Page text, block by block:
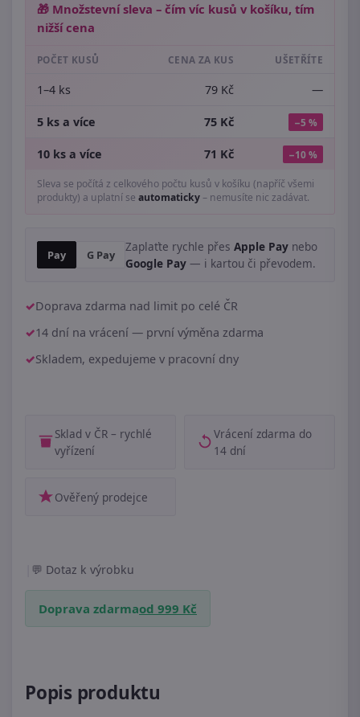
🎁 Množstevní sleva – čím víc kusů v košíku, tím
nižší cena
POČET KUSŮ CENA ZA KUS UŠETŘÍTE
1–4 ks 79 Kč —
5 ks a více 75 Kč −5 %
10 ks a více 71 Kč −10 %
Sleva se počítá z celkového počtu kusů v košíku (napříč všemi
produkty) a uplatní se automaticky– nemusíte nic zadávat.
Pay G Pay
Zaplaťte rychle přes Apple Pay nebo
Google Pay — i kartou či převodem.
Doprava zdarma nad limit po celé ČR
14 dní na vrácení — první výměna zdarma
Skladem, expedujeme v pracovní dny
Sklad v ČR – rychlé
vyřízení
Vrácení zdarma do
14 dní
Ověřený prodejce
Dotaz k výrobku
Doprava zdarmaod 999 Kč
Popis produktu